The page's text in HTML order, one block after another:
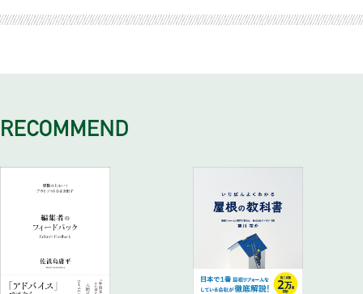
雪だるま式に売上を伸ばす
キーワードは顧客資産とブランディング
Win-Winの関係構築の重要性
間違いだらけの日本の営業
無差別飛び込みやアポ取りを暴飲に繰り返す営業への疑問
買い手のことを考えずに売りこもうとする営業への疑問
バブル崩壊で見えた日本の営業に欠けているもの
日本ではあり得ない一カ月のバカンスというインセンティブ
日本でよく言われる「営業力」はマンハッタンには存在しな
分業化こそ日本の営業を変える鍵
アメリカと日本のマーケティングの違い
リーマンショックという逆境が大きなチャンスに
外資系企業の組織におけるマーケティングのあり方
エムエム総研にとってのBtoBマーケティングとは
日本のマーケティングは、外資系企業のコピーではダメ
企業と顧客の初期接点はデジタルが当たり前
デジタル時代における営業活動の変化
差別化意識を持った人材が重宝される時代
マーケティングオートメーションを使いこなせない理由
氏
極める
強みは顧客が体験して初めて成立する
デジタル、イベント、営業＆インサイドセールス
最大の課題はマーケテイング人材の獲得
これからのマーケティングベンダーの仕事はアウトソーシング
ではない
特別インタビュー 株式会社i-plug取締役兼CMO 田中伸明氏
マーケテイングに取り組む企業に見えてきた課題
マーケティング戦略・戦術トレンドの変化
営業組織におけるマーケティング戦略の欠如
短期・中長期、２つの目標設定と測定方法
営業との連携で発生しがちな３つの事態
マーケティング組織を作った後に考えること
マーケテイングを機能させる４つのフェーズと１０項目
多様化する社会と求められるイノベーションリーダーシップ
職種の多様性を受け入れる
リーダーの「変化する」という覚悟
マーケテイングベンダーとしての責任